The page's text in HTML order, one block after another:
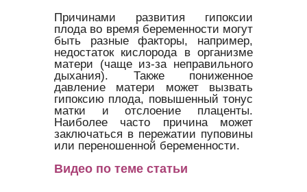
Причинами развития гипоксии
плода во время беременности могут
быть разные факторы, например,
недостаток кислорода в организме
матери (чаще из-за неправильного
дыхания). Также пониженное
давление матери может вызвать
гипоксию плода, повышенный тонус
матки и отслоение плаценты.
Наиболее часто причина может
заключаться в пережатии пуповины
или переношенной беременности.
Видео по теме статьи